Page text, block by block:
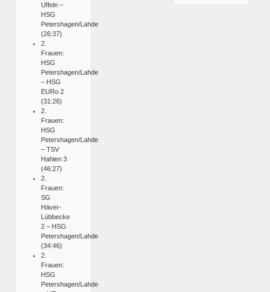
Uffeln –
HSG
Petershagen/Lahde
(26:37)
2.
Frauen:
HSG
Petershagen/Lahde
– HSG
EURo 2
(31:26)
2.
Frauen:
HSG
Petershagen/Lahde
– TSV
Hahlen 3
(46:27)
2.
Frauen:
SG
Häver-
Lübbecke
2 – HSG
Petershagen/Lahde
(34:46)
2.
Frauen:
HSG
Petershagen/Lahde